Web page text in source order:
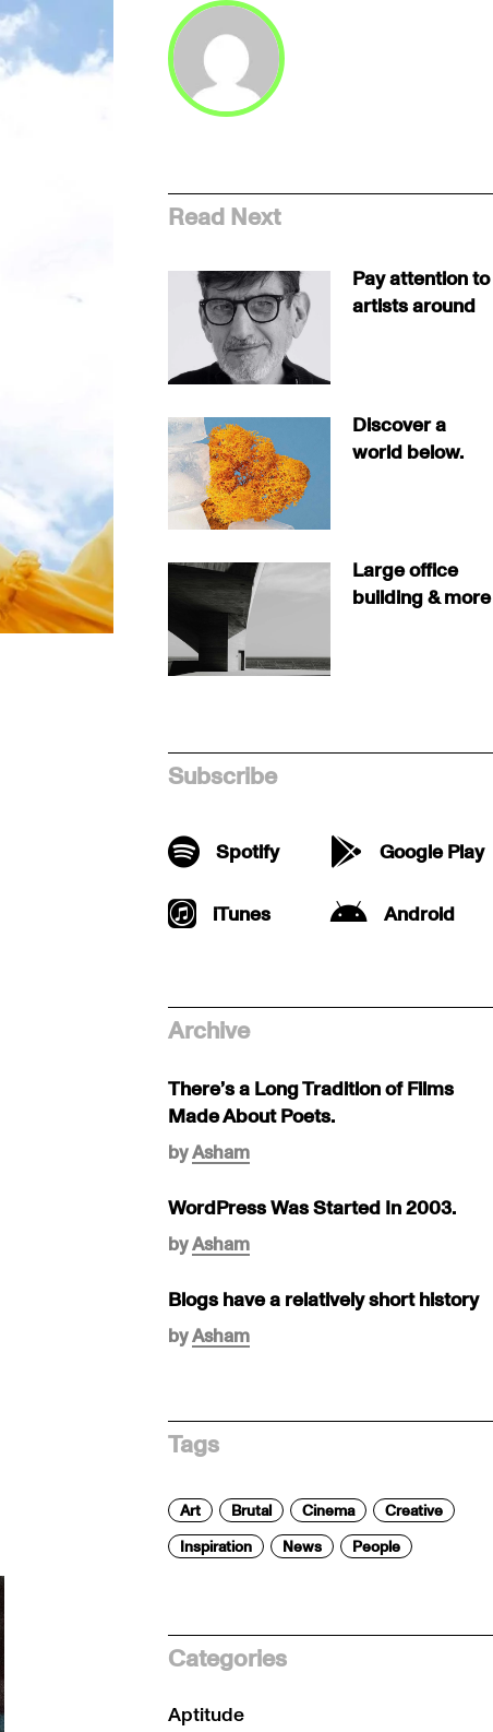
Read Next
Pay attention to
artists around
Discover a
world below.
Large office
building & more
Subscribe
Spotify Google Play
iTunes Android
Archive
There’s a Long Tradition of Films
Made About Poets.
byAsham
WordPress Was Started In 2003.
byAsham
Blogs have a relatively short history
byAsham
Tags
Art Brutal Cinema
Creative
Inspiration
News People
Categories
Aptitude